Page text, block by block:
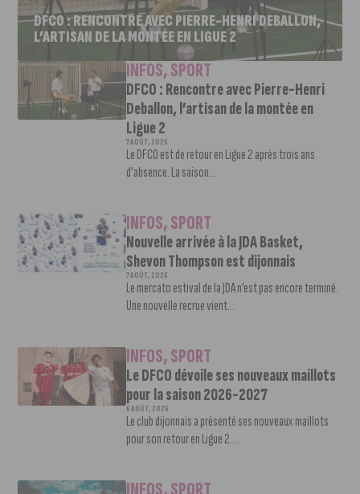
DFCO : RENCONTRE AVEC PIERRE-HENRI DEBALLON,
L’ARTISAN DE LA MONTÉE EN LIGUE 2
INFOS,SPORT
DFCO : Rencontre avec Pierre-Henri
Deballon, l’artisan de la montée en
Ligue 2
7 AOÛT, 2026
Le DFCO est de retour en Ligue 2 après trois ans
d’absence. La saison...
INFOS,SPORT
Nouvelle arrivée à la JDA Basket,
Shevon Thompson est dijonnais
7 AOÛT, 2026
Le mercato estival de la JDA n’est pas encore terminé.
Une nouvelle recrue vient...
INFOS,SPORT
Le DFCO dévoile ses nouveaux maillots
pour la saison 2026-2027
6 AOÛT, 2026
Le club dijonnais a présenté ses nouveaux maillots
pour son retour en Ligue 2....